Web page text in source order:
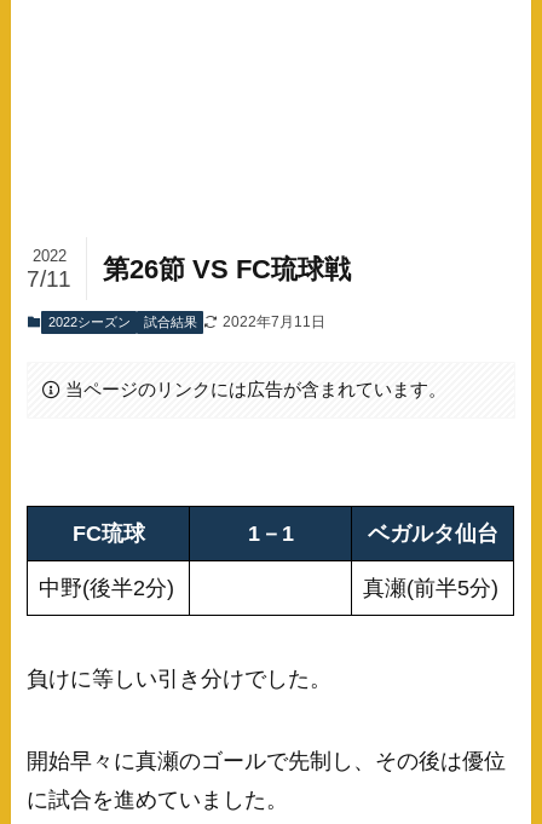
第26節 VS FC琉球戦
2022
7/11
2022シーズン 試合結果 2022年7月11日
当ページのリンクには広告が含まれています。
FC琉球 1－1 ベガルタ仙台
中野(後半2分) 真瀬(前半5分)
負けに等しい引き分けでした。
開始早々に真瀬のゴールで先制し、その後は優位
に試合を進めていました。